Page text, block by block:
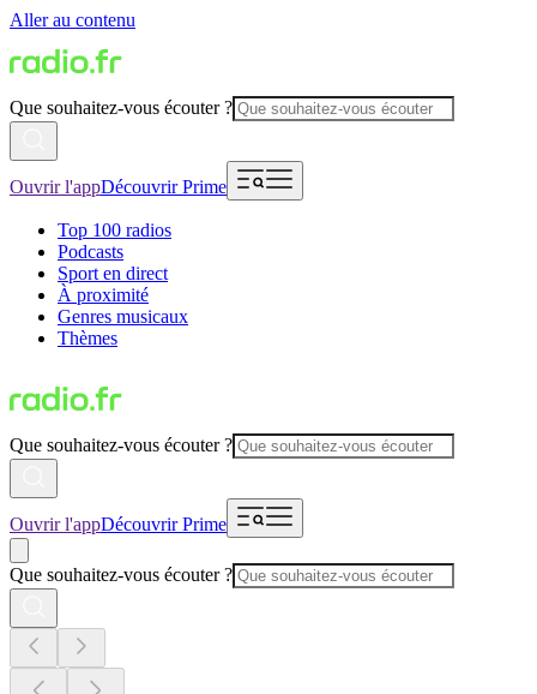
Aller au contenu
Que souhaitez-vous écouter ?
Ouvrir l'appDécouvrir Prime
Top 100 radios
Podcasts
Sport en direct
À proximité
Genres musicaux
Thèmes
Que souhaitez-vous écouter ?
Ouvrir l'appDécouvrir Prime
Que souhaitez-vous écouter ?